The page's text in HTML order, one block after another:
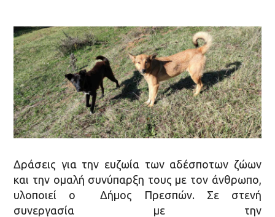
Δράσεις για την ευζωία των αδέσποτων ζώων
και την ομαλή συνύπαρξη τους με τον άνθρωπο,
υλοποιεί ο Δήμος Πρεσπών. Σε στενή
συνεργασία με την